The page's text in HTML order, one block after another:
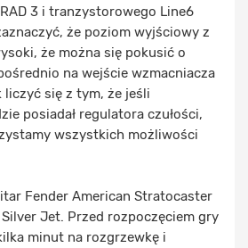
3 i tranzystorowego Line6
że poziom wyjściowy z
że można się pokusić o
na wejście wzmacniacza
liczyć się z tym, że jeśli
posiadał regulatora czułości,
wszystkich możliwości
Fender American Stratocaster
Jet. Przed rozpoczęciem gry
minut na rozgrzewkę i